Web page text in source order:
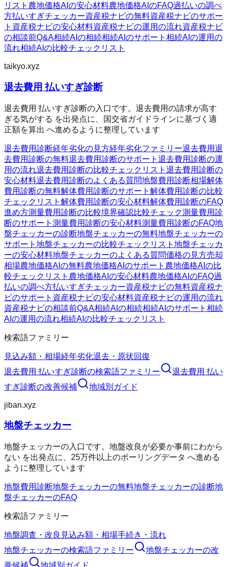
リスト 農地価格AIの安心材料農地価格AIのFAQ過払いの調べ
方払いすぎチェッカー資産税ナビの無料資産税ナビのサポー
ト 資産税ナビの安心材料資産税ナビの運用の流れ資産税ナビ
の相談前Q&A相続AIの相続相続AIのサポート 相続AIの運用の
流れ相続AIの比較チェックリスト
taikyo.xyz
退去費用 払いすぎ診断
退去費用 払いすぎ診断の入口です。退去費用の請求が高す
ぎる気がする を出発点に、国交省ガイドラインに基づく適
正額を算出 へ進めるように整理しています
退去費用診断経年劣化の見方経年劣化ファミリー退去費用退
去費用診断の無料退去費用診断のサポート 退去費用診断の運
用の流れ退去費用診断の比較チェックリスト 退去費用診断の
安心材料退去費用診断のよくある質問地盤費用診断相場解体
費用診断の無料解体費用診断のサポート 解体費用診断の比較
チェックリスト 解体費用診断の安心材料解体費用診断のFAQ
進め方測量費用診断の比較境界確認比較チェック測量費用診
断のサポート 測量費用診断の安心材料測量費用診断のFAQ地
盤チェッカーの診断地盤チェッカーの無料地盤チェッカーの
サポート 地盤チェッカーの比較チェックリスト 地盤チェッカ
ーの安心材料地盤チェッカーのよくある質問価格の見方売却
相場農地価格AIの無料農地価格AIのサポート 農地価格AIの比
較チェックリスト 農地価格AIの安心材料農地価格AIのFAQ過
払いの調べ方払いすぎチェッカー資産税ナビの無料資産税ナ
ビのサポート 資産税ナビの安心材料資産税ナビの運用の流れ
資産税ナビの相談前Q&A相続AIの相続相続AIのサポート 相続
AIの運用の流れ相続AIの比較チェックリスト
検索語ファミリー
見込み額・相場経年劣化退去・原状回復
退去費用 払いすぎ診断の検索語ファミリー
退去費用 払い
すぎ診断の改善候補 地域別ガイド
jiban.xyz
地盤チェッカー
地盤チェッカーの入口です。地盤改良が必要か事前にわから
ない を出発点に、25万件以上のボーリングデータ へ進める
ように整理しています
地盤費用診断地盤チェッカーの無料地盤チェッカーの診断地
盤チェッカーのFAQ
検索語ファミリー
地盤調査・改良 見込み額・相場手続き・流れ
地盤チェッカーの検索語ファミリー 地盤チェッカーの改
善候補
地域別ガイド